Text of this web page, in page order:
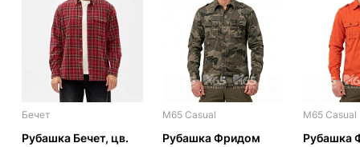
Бечет
Рубашка Бечет, цв.
M65 Casual
Рубашка Фридом
M65 Casual
Рубашка